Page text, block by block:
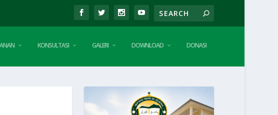
KONSULTASI GALERI DOWNLOAD DONASI